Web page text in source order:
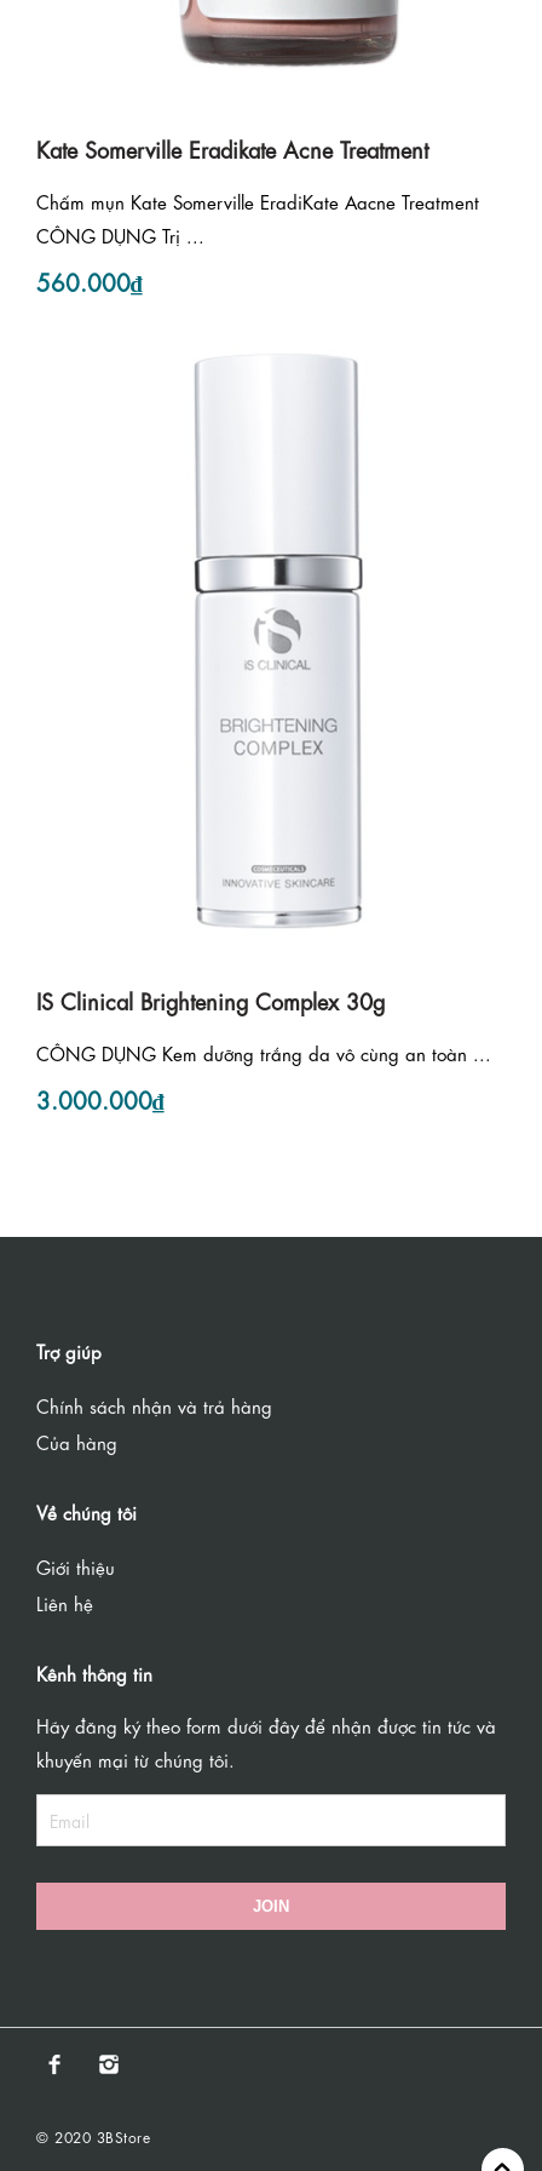
Kate Somerville Eradikate Acne Treatment
Chấm mụn Kate Somerville EradiKate Aacne Treatment
CÔNG DỤNG Trị ...
560.000₫
IS Clinical Brightening Complex 30g
CÔNG DỤNG Kem dưỡng trắng da vô cùng an toàn ...
3.000.000₫
Trợ giúp
Chính sách nhận và trả hàng
Của hàng
Về chúng tôi
Giới thiệu
Liên hệ
Kênh thông tin
Hãy đăng ký theo form dưới đây để nhận được tin tức và
khuyến mại từ chúng tôi.
JOIN
© 2020 3BStore